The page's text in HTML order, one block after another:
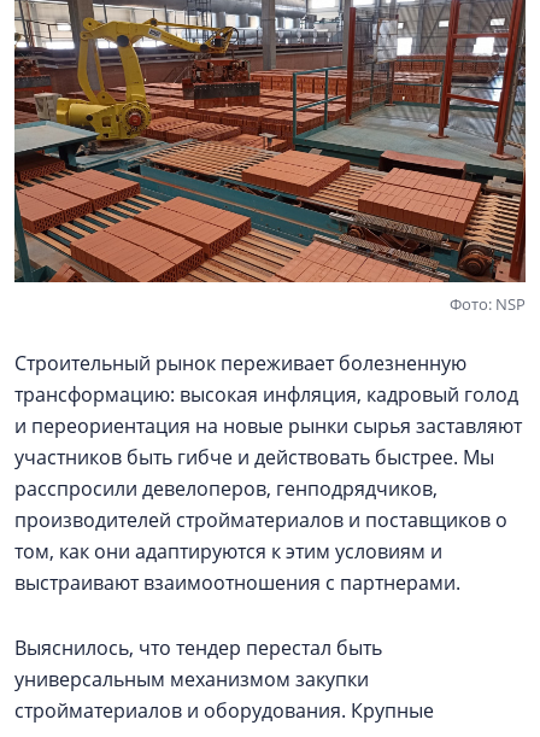
Фото: NSP
Строительный рынок переживает болезненную
трансформацию: высокая инфляция, кадровый голод
и переориентация на новые рынки сырья заставляют
участников быть гибче и действовать быстрее. Мы
расспросили девелоперов, генподрядчиков,
производителей стройматериалов и поставщиков о
том, как они адаптируются к этим условиям и
выстраивают взаимоотношения с партнерами.
Выяснилось, что тендер перестал быть
универсальным механизмом закупки
стройматериалов и оборудования. Крупные